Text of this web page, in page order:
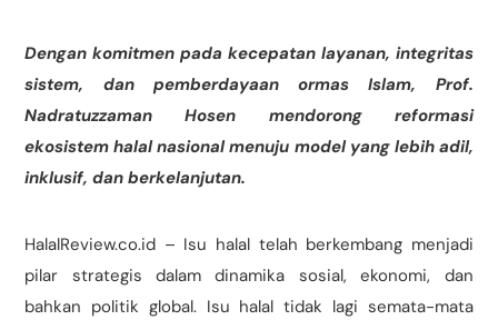
Dengan komitmen pada kecepatan layanan, integritas
sistem, dan pemberdayaan ormas Islam, Prof.
Nadratuzzaman Hosen mendorong reformasi
ekosistem halal nasional menuju model yang lebih adil,
inklusif, dan berkelanjutan.
HalalReview.co.id – Isu halal telah berkembang menjadi
pilar strategis dalam dinamika sosial, ekonomi, dan
bahkan politik global. Isu halal tidak lagi semata-mata